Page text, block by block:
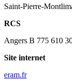
Saint-Pierre-
RCS
Angers B 775 610
Site internet
eram.fr